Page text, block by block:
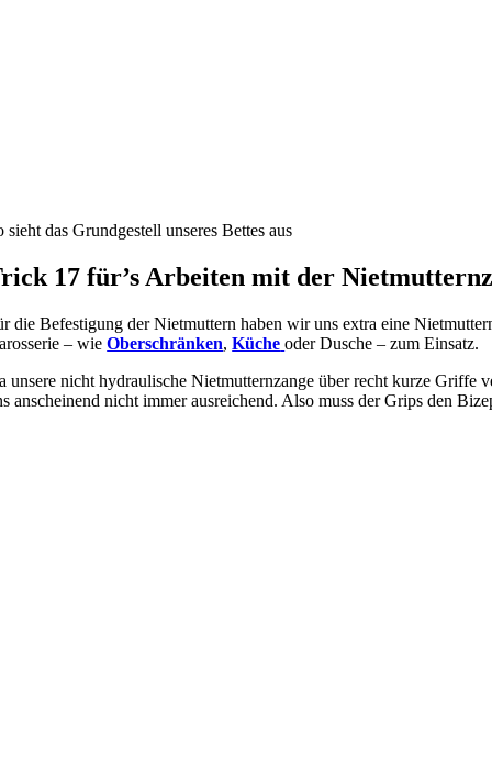
sieht das Grundgestell unseres Bettes aus
17 für’s Arbeiten mit der
die Befestigung der Nietmuttern haben wir uns extra eine
– wieOberschränken,Küche oder Dusche – zum Einsatz.
unsere nicht hydraulische Nietmutternzange über recht kurze
anscheinend nicht immer ausreichend. Also muss der Grips den